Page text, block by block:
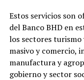
Estos servicios son
del Banco BHD en
los sectores turismo
masivo y comercio,
manufactura y
gobierno y sector